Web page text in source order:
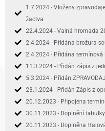
1.7.2024 - Vloženy
žactva
22.4.2024 - Valná hromada
2.4.2024 - Přidána brožura
2.4.2024 - Přidána termínová
11.3.2024 - Přidán zápis z
5.3.2024 - Přidán
23.1.2024 - Přidán Zápis z
20.12.2023 - Připojena
30.11.2023 - Doplnění
20.11.2023 - Doplněna